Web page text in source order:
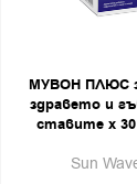
МУВОН ПЛЮС
здравето и
ставите x
Sun